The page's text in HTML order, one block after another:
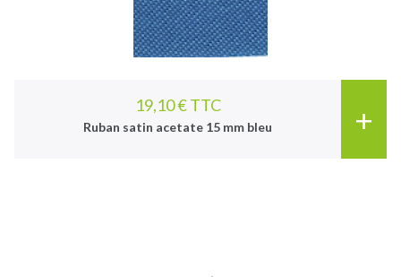
19,10 € TTC
Ruban satin acetate 15 mm bleu +